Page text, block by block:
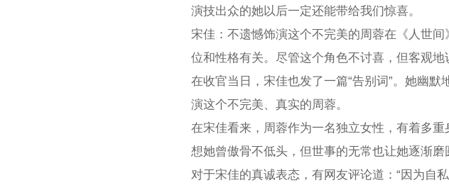
演技出众的她以后一定还能带给我们惊喜。
宋佳：不遗憾饰演这个不完美的周蓉在《人世
位和性格有关。尽管这个角色不讨喜，但客观地
在收官当日，宋佳也发了一篇“告别词”。她幽
演这个不完美、真实的周蓉。
在宋佳看来，周蓉作为一名独立女性，有着多
想她曾傲骨不低头，但世事的无常也让她逐渐
对于宋佳的真诚表态，有网友评论道：“因为自